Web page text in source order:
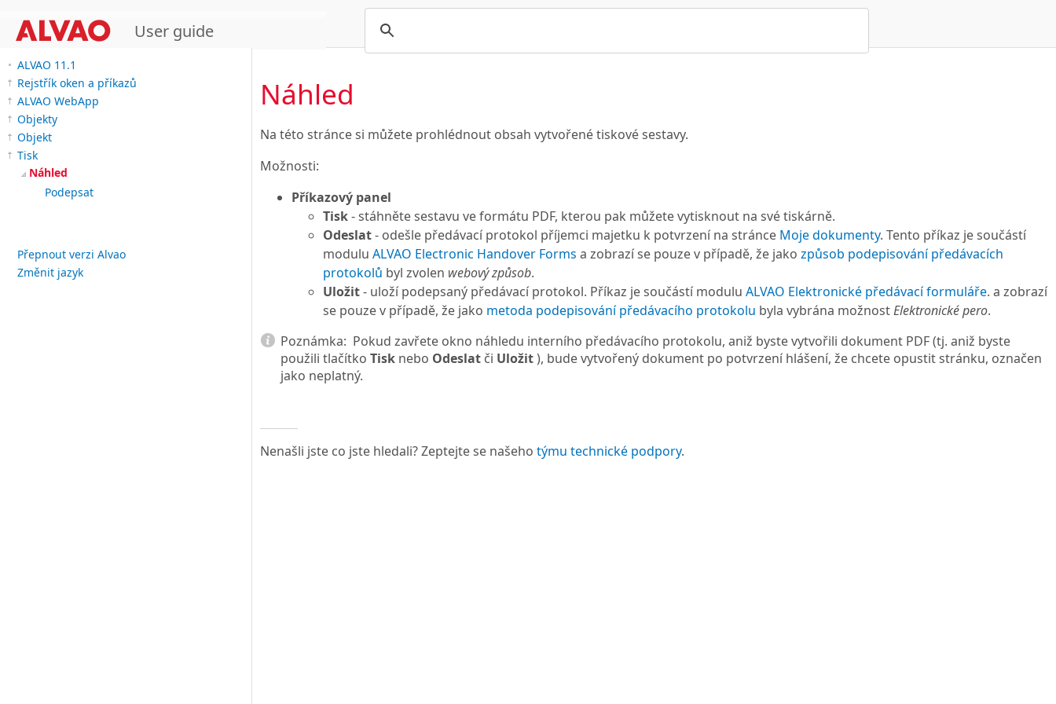
User guide
ALVAO 11.1
Rejstřík oken a příkazů
ALVAO WebApp
Objekty
Objekt
Tisk
Náhled
Podepsat
Přepnout verzi Alvao
Změnit jazyk
Náhled
Na této stránce si můžete prohlédnout obsah vytvořené tiskové sestavy.
Možnosti:
Příkazový panel
Tisk- stáhněte sestavu ve formátu PDF, kterou pak můžete vytisknout na své tiskárně.
Odeslat- odešle předávací protokol příjemci majetku k potvrzení na stránce Moje dokumenty. Tento příkaz je součástí
modulu ALVAO Electronic Handover Forms a zobrazí se pouze v případě, že jako způsob podepisování předávacích
protokolů byl zvolen webový způsob.
Uložit- uloží podepsaný předávací protokol. Příkaz je součástí modulu ALVAO Elektronické předávací formuláře. a zobrazí
se pouze v případě, že jako metoda podepisování předávacího protokolu byla vybrána možnostElektronické pero.
Poznámka: Pokud zavřete okno náhledu interního předávacího protokolu, aniž byste vytvořili dokument PDF (tj. aniž byste
použili tlačítko Tisk nebo Odeslat či Uložit), bude vytvořený dokument po potvrzení hlášení, že chcete opustit stránku, označen
jako neplatný.
Nenašli jste co jste hledali? Zeptejte se našeho týmu technické podpory.